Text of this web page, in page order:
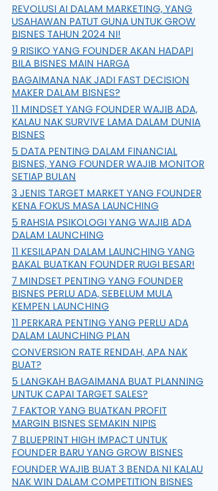
REVOLUSI AI DALAM MARKETING, YANG
USAHAWAN PATUT GUNA UNTUK GROW
BISNES TAHUN 2024 NI!
9 RISIKO YANG FOUNDER AKAN HADAPI
BILA BISNES MAIN HARGA
BAGAIMANA NAK JADI FAST DECISION
MAKER DALAM BISNES?
11 MINDSET YANG FOUNDER WAJIB ADA,
KALAU NAK SURVIVE LAMA DALAM DUNIA
BISNES
5 DATA PENTING DALAM FINANCIAL
BISNES, YANG FOUNDER WAJIB MONITOR
SETIAP BULAN
3 JENIS TARGET MARKET YANG FOUNDER
KENA FOKUS MASA LAUNCHING
5 RAHSIA PSIKOLOGI YANG WAJIB ADA
DALAM LAUNCHING
11 KESILAPAN DALAM LAUNCHING YANG
BAKAL BUATKAN FOUNDER RUGI BESAR!
7 MINDSET PENTING YANG FOUNDER
BISNES PERLU ADA, SEBELUM MULA
KEMPEN LAUNCHING
11 PERKARA PENTING YANG PERLU ADA
DALAM LAUNCHING PLAN
CONVERSION RATE RENDAH, APA NAK
BUAT?
5 LANGKAH BAGAIMANA BUAT PLANNING
UNTUK CAPAI TARGET SALES?
7 FAKTOR YANG BUATKAN PROFIT
MARGIN BISNES SEMAKIN NIPIS
7 BLUEPRINT HIGH IMPACT UNTUK
FOUNDER BARU YANG GROW BISNES
FOUNDER WAJIB BUAT 3 BENDA NI KALAU
NAK WIN DALAM COMPETITION BISNES